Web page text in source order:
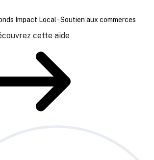
Impact Local - Soutien aux commerces
cette aide